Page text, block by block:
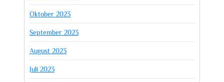
Oktober 2023
September 2023
August 2023
Juli 2023